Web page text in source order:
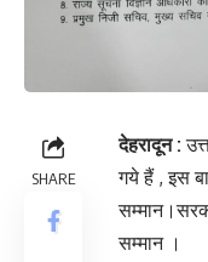
SHARE
देहरादून :
गये हैं , इस
सम्मान ।